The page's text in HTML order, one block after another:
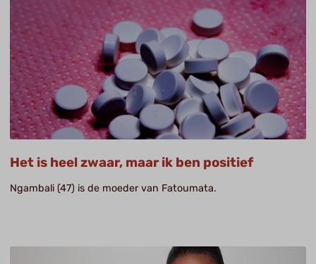
Het is heel zwaar, maar ik ben positief
Ngambali (47) is de moeder van Fatoumata.